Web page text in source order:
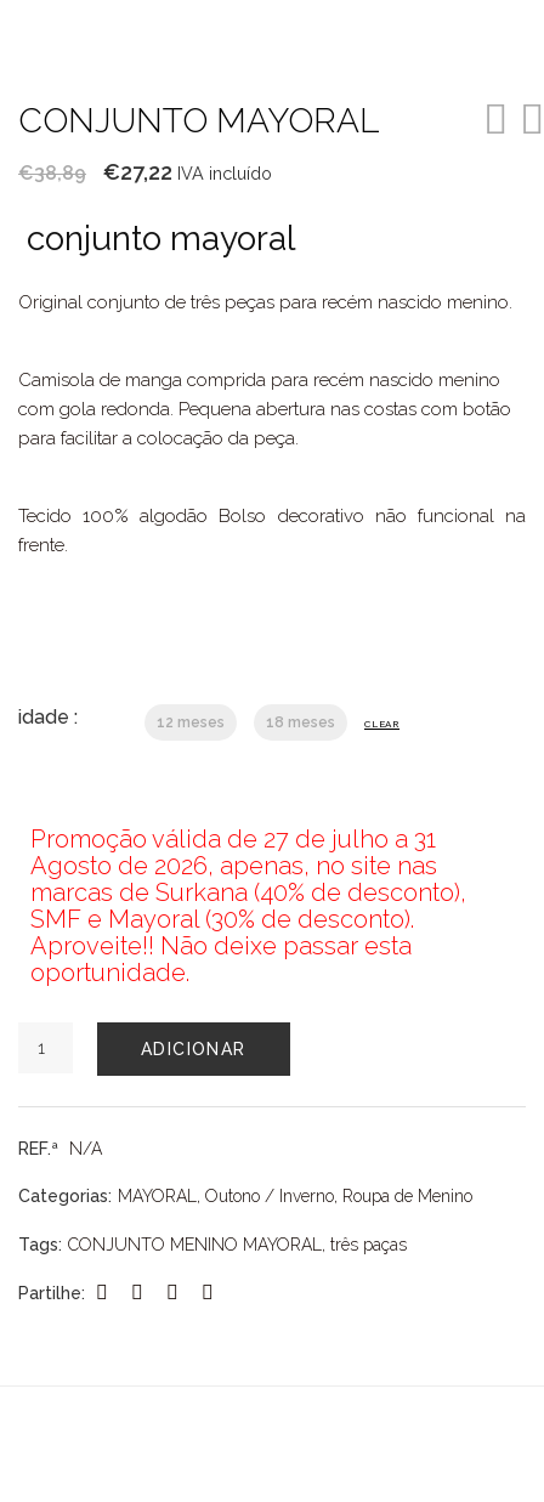
CONJUNTO MAYORAL
€38,89
O
original
€38,89.
€27,22 O
atual
€27,22.
IVA incluído
conjunto mayoral
Original conjunto de três peças para recém nascido menino.
Camisola de manga comprida para recém nascido menino
com gola redonda. Pequena abertura nas costas com botão
para facilitar a colocação da peça.
Tecido 100% algodão Bolso decorativo não funcional na
frente.
idade : 12 meses 18 meses CLEAR
Promoção válida de 27 de julho a 31
Agosto de 2026, apenas, no site nas
marcas de Surkana (40% de desconto),
SMF e Mayoral (30% de desconto).
Aproveite!! Não deixe passar esta
oportunidade.
de
MAYORAL
ADICIONAR
REF.ª N/A
Categorias: MAYORAL, Outono / Inverno, Roupa de Menino
Tags: CONJUNTO MENINO MAYORAL , três paças
Partilhe: